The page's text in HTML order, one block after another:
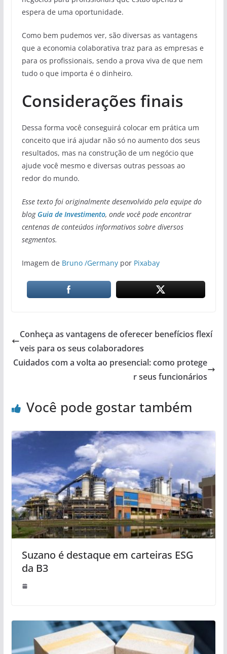
espera de uma oportunidade.
Como bem pudemos ver, são diversas as vantagens
que a economia colaborativa traz para as empresas e
para os profissionais, sendo a prova viva de que nem
tudo o que importa é o dinheiro.
Considerações finais
Dessa forma você conseguirá colocar em prática um
conceito que irá ajudar não só no aumento dos seus
resultados, mas na construção de um negócio que
ajude você mesmo e diversas outras pessoas ao
redor do mundo.
Esse texto foi originalmente desenvolvido pela equipe do
blog Guia de Investimento, onde você pode encontrar
centenas de conteúdos informativos sobre diversos
segmentos.
Imagem de Bruno /Germanypor Pixabay
Conheça as vantagens de oferecer benefícios flexí
veis para os seus colaboradores
Cuidados com a volta ao presencial: como protege
r seus funcionários
Você pode gostar também
Suzano é destaque em carteiras ESG
da B3